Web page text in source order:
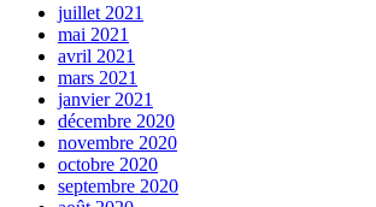
juillet 2021
mai 2021
avril 2021
mars 2021
janvier 2021
décembre 2020
novembre 2020
octobre 2020
septembre 2020